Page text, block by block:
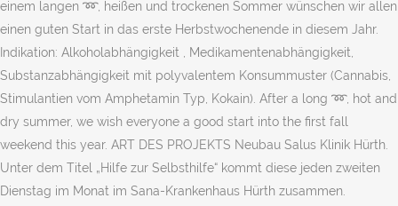
einem langen ➿, heißen und trockenen Sommer wünschen wir allen
einen guten Start in das erste Herbstwochenende in diesem Jahr.
Indikation: Alkoholabhängigkeit , Medikamentenabhängigkeit,
Substanzabhängigkeit mit polyvalentem Konsummuster (Cannabis,
Stimulantien vom Amphetamin Typ, Kokain). After a long ➿, hot and
dry summer, we wish everyone a good start into the first fall
weekend this year. ART DES PROJEKTS Neubau Salus Klinik Hürth.
Unter dem Titel „Hilfe zur Selbsthilfe“ kommt diese jeden zweiten
Dienstag im Monat im Sana-Krankenhaus Hürth zusammen.